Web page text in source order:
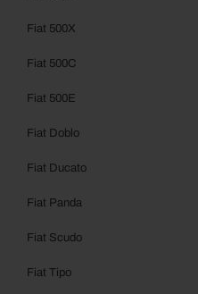
Fiat 500X
Fiat 500C
Fiat 500E
Fiat Doblo
Fiat Ducato
Fiat Panda
Fiat Scudo
Fiat Tipo